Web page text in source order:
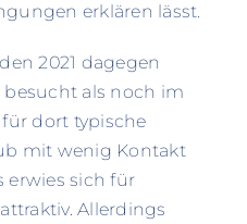
erklären lässt.
2021 dagegen
als noch im
dort typische
mit wenig Kontakt
erwies sich für
Allerdings